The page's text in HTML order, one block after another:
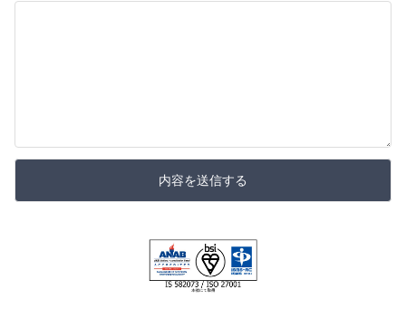
内容を送信する